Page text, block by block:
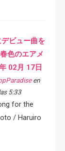
デビュー曲を
色のエアメ
02月 17日
en
5:33
for the
/ Haruiro